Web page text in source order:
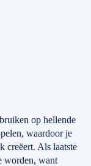
op hellende
waardoor je
creëert. Als laatste
worden, want